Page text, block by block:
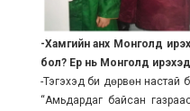
-Хамгийн анх Монголд
бол? Ер нь Монголд
-Тэгэхэд би дөрвөн настай
“Амьдардаг байсан